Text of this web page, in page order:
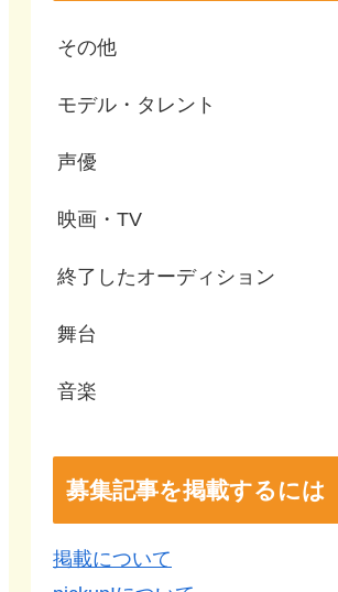
その他
モデル・タレント
声優
映画・TV
終了したオーディション
舞台
音楽
募集記事を掲載するには
掲載について